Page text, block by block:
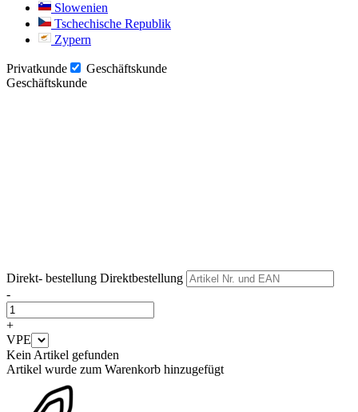
Slowenien
Tschechische Republik
Zypern
Privatkunde
Geschäftskunde
Geschäftskunde
Direkt- bestellung Direktbestellung
-
+
VPE
Kein Artikel gefunden
Artikel wurde zum Warenkorb hinzugefügt